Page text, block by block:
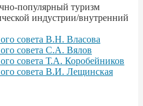
популярный туризм
индустрии/внутренний
совета В.Н. Власова
совета С.А. Вялов
совета Т.А. Коробейников
совета В.И. Лещинская